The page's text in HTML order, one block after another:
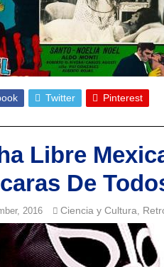
Twitter Pinterest
Libre
De
2016 Ciencia y Cultura